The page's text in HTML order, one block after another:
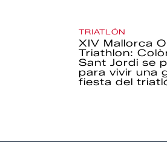
TRIATLÓN
XIV Mallorca
Triathlon:
Sant Jordi se
para vivir una
fiesta del